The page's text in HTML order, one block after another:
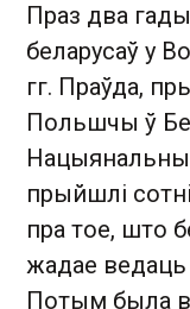
Праз два
беларусаў у
гг. Праўда,
Польшчы ў
Нацыянальны
прыйшлі
пра тое, што
жадае ведаць
Потым была